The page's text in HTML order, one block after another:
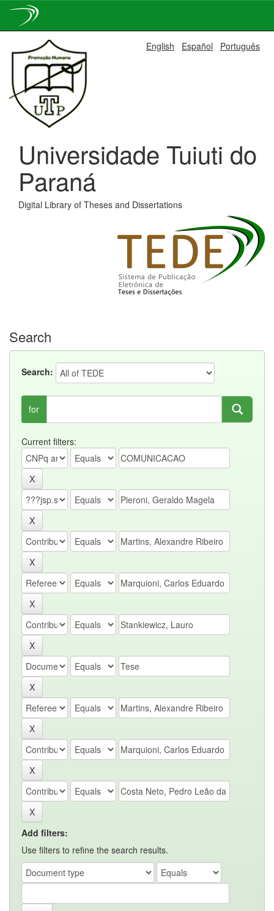
navigation
English Español Português
Universidade Tuiuti do
Paraná
Digital Library of Theses and Dissertations
Search
Search:
for
Current filters:
Add filters:
Use filters to refine the search results.